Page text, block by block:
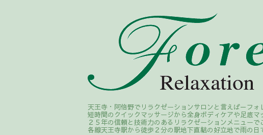
天王寺・阿倍野でリラクゼーションサロンと言えば－フォ
短時間のクイックマッサージから全身ボディケアや足底マ
２５年の信頼と技術力のあるリラクゼーションメニューで
各線天王寺駅から徒歩２分の駅地下直結の好立地で雨の日